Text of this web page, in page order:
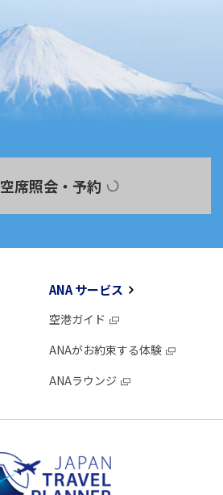
空席照会・予約
ANA サービス
空港ガイド
ANAがお約束する体験
ANAラウンジ